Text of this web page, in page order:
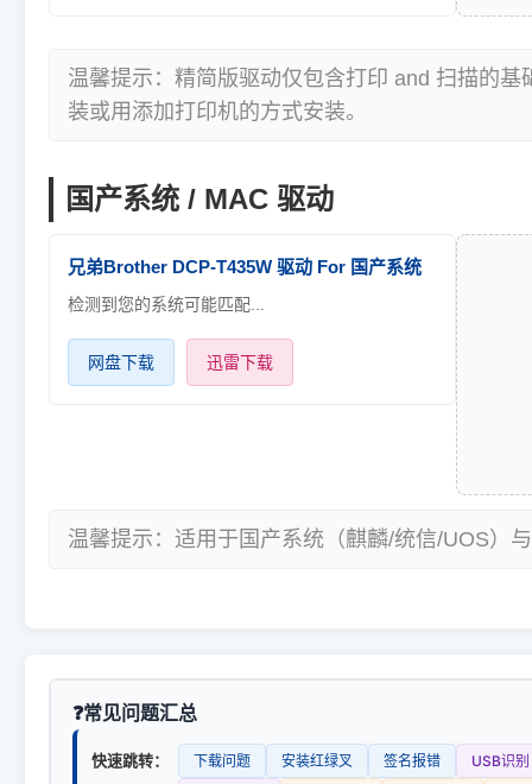
温馨提示：精简版驱动仅包含打印 and 扫描的基
装或用添加打印机的方式安装。
国产系统 / MAC 驱动
兄弟Brother DCP-T435W 驱动 For 国产系统
检测到您的系统可能匹配...
网盘下载 迅雷下载
温馨提示：适用于国产系统（麒麟/统信/UOS）
常见问题汇总
快速跳转： 下载问题 安装红绿叉 签名报错
USB识别